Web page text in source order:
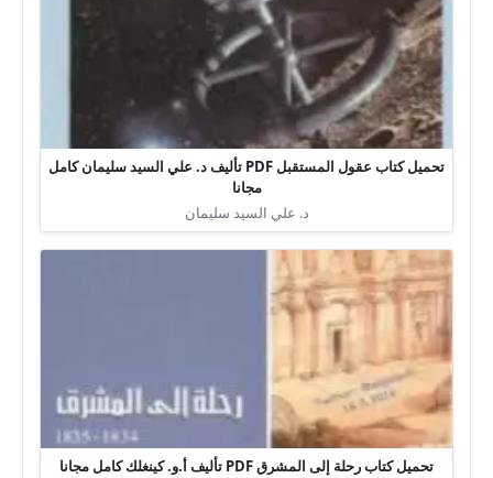
تحميل كتاب عقول المستقبل PDF تأليف د. علي السيد سليمان كامل
مجانا
د. علي السيد سليمان
تحميل كتاب رحلة إلى المشرق PDF تأليف أ.و. كينغلك كامل مجانا